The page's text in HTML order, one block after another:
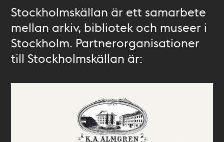
Stockholmskällan är ett samarbete
mellan arkiv, bibliotek och museer i
Stockholm. Partnerorganisationer
till Stockholmskällan är: